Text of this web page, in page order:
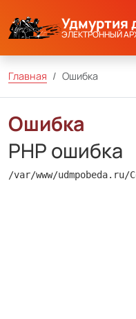
Удмуртия
ЭЛЕКТРОННЫЙ
Главная Ошибка
Ошибка
PHP ошибка
/var/www/